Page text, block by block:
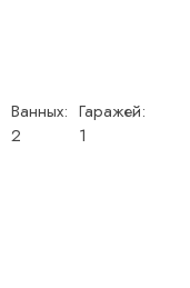
Ванных:
2
Гаражей:
1